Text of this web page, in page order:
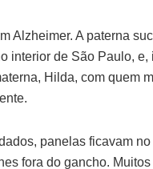
Alzheimer. A paterna
interior de São Paulo,
Hilda, com quem
panelas ficavam
fora do gancho.